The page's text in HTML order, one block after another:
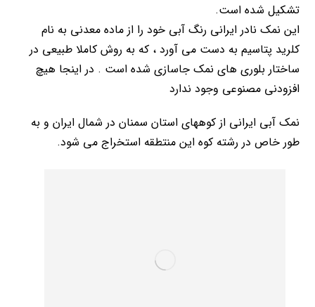
تشکیل شده است.
این نمک نادر ایرانی رنگ آبی خود را از ماده معدنی به نام
کلرید پتاسیم به دست می آورد ، که به روش کاملا طبیعی در
ساختار بلوری های نمک جاسازی شده است . در اینجا هیچ
افزودنی مصنوعی وجود ندارد
نمک آبی ایرانی از کوههای استان سمنان در شمال ایران و به
طور خاص در رشته کوه این منتطقه استخراج می شود.